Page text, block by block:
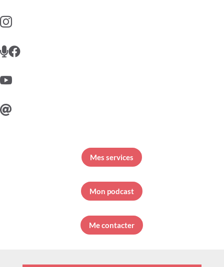




Mes services
Mon podcast
Me contacter